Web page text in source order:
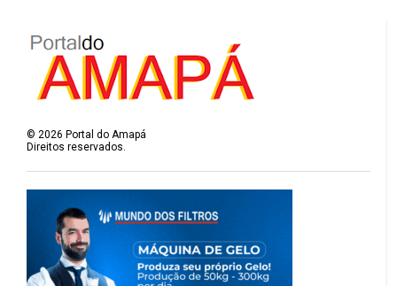
©2026 Portal do Amapá
Direitos reservados.